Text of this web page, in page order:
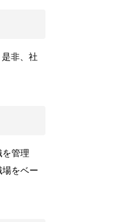
非、社
管理
をベー